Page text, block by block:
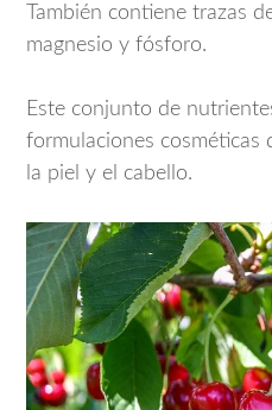
También contiene trazas
magnesio y fósforo.
Este conjunto de
formulaciones cosméticas
la piel y el cabello.